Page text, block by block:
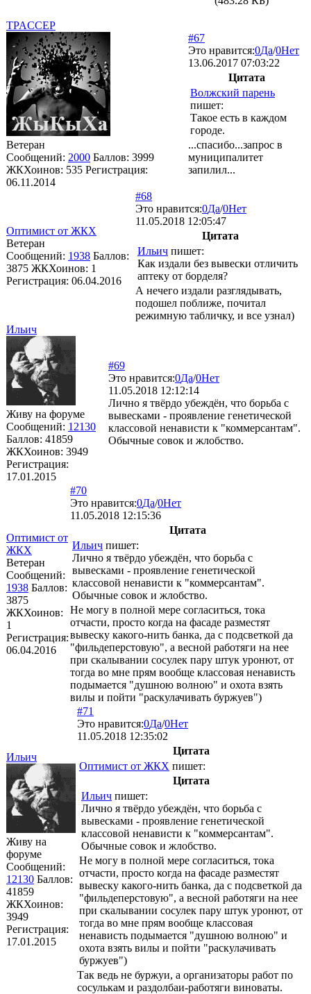
TPACCEP
Ветеран
Сообщений: 2000 Баллов: 3999
ЖКХоинов: 535 Регистрация:
06.11.2014
#67
Это нравится:0Да/0Нет
13.06.2017 07:03:22
Цитата
Волжский парень
пишет:
Такое есть в каждом
городе.
...спасибо...запрос в
муниципалитет
запилил...
Оптимист от ЖКХ
Ветеран
Сообщений: 1938 Баллов:
3875 ЖКХоинов: 1
Регистрация: 06.04.2016
#68
Это нравится:0Да/0Нет
11.05.2018 12:05:47
Цитата
Ильич пишет:
Как издали без вывески отличить
аптеку от борделя?
А нечего издали разглядывать,
подошел поближе, почитал
режимную табличку, и все узнал)
Ильич
Живу на форуме
Сообщений: 12130
Баллов: 41859
ЖКХоинов: 3949
Регистрация:
17.01.2015
#69
Это нравится:0Да/0Нет
11.05.2018 12:12:14
Лично я твёрдо убеждён, что борьба с
вывесками - проявление генетической
классовой ненависти к "коммерсантам".
Обычные совок и жлобство.
Оптимист от
ЖКХ
Ветеран
Сообщений:
1938 Баллов:
3875
ЖКХоинов:
1
Регистрация:
06.04.2016
#70
Это нравится:0Да/0Нет
11.05.2018 12:15:36
Цитата
Ильич пишет:
Лично я твёрдо убеждён, что борьба с
вывесками - проявление генетической
классовой ненависти к "коммерсантам".
Обычные совок и жлобство.
Не могу в полной мере согласиться, тока
отчасти, просто когда на фасаде разместят
вывеску какого-нить банка, да с подсветкой да
"фильдеперстовую", а весной работяги на нее
при скалывании сосулек пару штук уронют, от
тогда во мне прям вообще классовая ненависть
подымается "душною волною" и охота взять
вилы и пойти "раскулачивать буржуев")
Ильич
Живу на
форуме
Сообщений:
12130 Баллов:
41859
ЖКХоинов:
3949
Регистрация:
17.01.2015
#71
Это нравится:0Да/0Нет
11.05.2018 12:35:02
Цитата
Оптимист от ЖКХ пишет:
Цитата
Ильич пишет:
Лично я твёрдо убеждён, что борьба с
вывесками - проявление генетической
классовой ненависти к "коммерсантам".
Обычные совок и жлобство.
Не могу в полной мере согласиться, тока
отчасти, просто когда на фасаде разместят
вывеску какого-нить банка, да с подсветкой да
"фильдеперстовую", а весной работяги на нее
при скалывании сосулек пару штук уронют, от
тогда во мне прям вообще классовая
ненависть подымается "душною волною" и
охота взять вилы и пойти "раскулачивать
буржуев")
Так ведь не буржуи, а организаторы работ по
сосулькам и раздолбаи-работяги виноваты.